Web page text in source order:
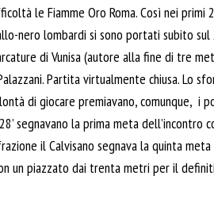
le Fiamme Oro Roma. Così nei primi
nero lombardi si sono portati subito
di Vunisa (autore alla fine di tre
Partita virtualmente chiusa. Lo
di giocare premiavano, comunque, i
segnavano la prima meta dell’incontro
il Calvisano segnava la quinta
un piazzato dai trenta metri per il